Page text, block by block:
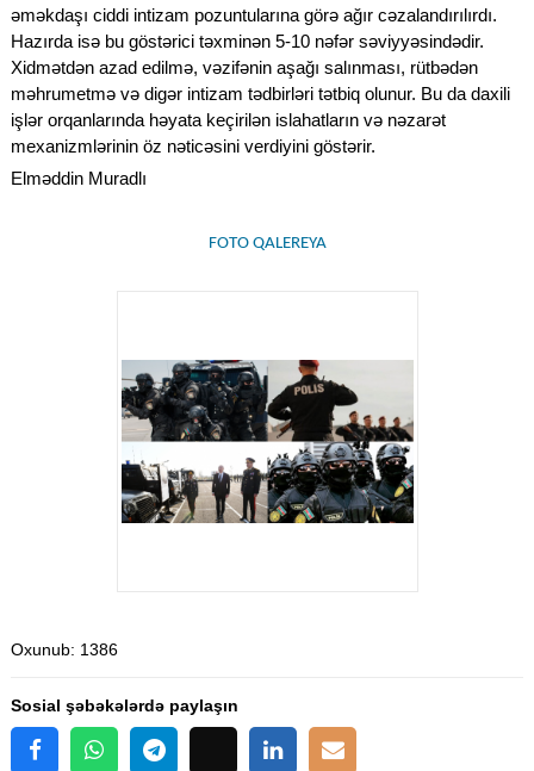
əməkdaşı ciddi intizam pozuntularına görə ağır cəzalandırılırdı.
Hazırda isə bu göstərici təxminən 5-10 nəfər səviyyəsindədir.
Xidmətdən azad edilmə, vəzifənin aşağı salınması, rütbədən
məhrumetmə və digər intizam tədbirləri tətbiq olunur. Bu da daxili
işlər orqanlarında həyata keçirilən islahatların və nəzarət
mexanizmlərinin öz nəticəsini verdiyini göstərir.
Elməddin Muradlı
FOTO QALEREYA
Oxunub: 1386
Sosial şəbəkələrdə paylaşın